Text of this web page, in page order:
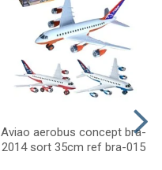
Aviao aerobus concept bra-
2014 sort 35cm ref bra-015